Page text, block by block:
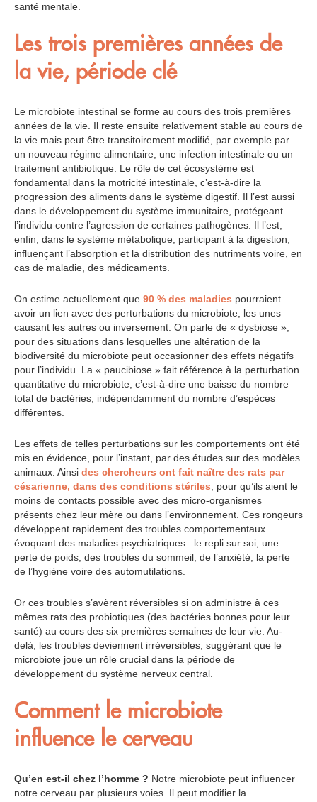
santé mentale.
Les trois premières années de
la vie, période clé
Le microbiote intestinal se forme au cours des trois premières
années de la vie. Il reste ensuite relativement stable au cours de
la vie mais peut être transitoirement modifié, par exemple par
un nouveau régime alimentaire, une infection intestinale ou un
traitement antibiotique. Le rôle de cet écosystème est
fondamental dans la motricité intestinale, c’est-à-dire la
progression des aliments dans le système digestif. Il l’est aussi
dans le développement du système immunitaire, protégeant
l’individu contre l’agression de certaines pathogènes. Il l’est,
enfin, dans le système métabolique, participant à la digestion,
influençant l’absorption et la distribution des nutriments voire, en
cas de maladie, des médicaments.
On estime actuellement que 90 % des maladies pourraient
avoir un lien avec des perturbations du microbiote, les unes
causant les autres ou inversement. On parle de « dysbiose »,
pour des situations dans lesquelles une altération de la
biodiversité du microbiote peut occasionner des effets négatifs
pour l’individu. La « paucibiose » fait référence à la perturbation
quantitative du microbiote, c’est-à-dire une baisse du nombre
total de bactéries, indépendamment du nombre d’espèces
différentes.
Les effets de telles perturbations sur les comportements ont été
mis en évidence, pour l’instant, par des études sur des modèles
animaux. Ainsi des chercheurs ont fait naître des rats par
césarienne, dans des conditions stériles, pour qu’ils aient le
moins de contacts possible avec des micro-organismes
présents chez leur mère ou dans l’environnement. Ces rongeurs
développent rapidement des troubles comportementaux
évoquant des maladies psychiatriques : le repli sur soi, une
perte de poids, des troubles du sommeil, de l’anxiété, la perte
de l’hygiène voire des automutilations.
Or ces troubles s’avèrent réversibles si on administre à ces
mêmes rats des probiotiques (des bactéries bonnes pour leur
santé) au cours des six premières semaines de leur vie. Au-
delà, les troubles deviennent irréversibles, suggérant que le
microbiote joue un rôle crucial dans la période de
développement du système nerveux central.
Comment le microbiote
influence le cerveau
Qu’en est-il chez l’homme ? Notre microbiote peut influencer
notre cerveau par plusieurs voies. Il peut modifier la